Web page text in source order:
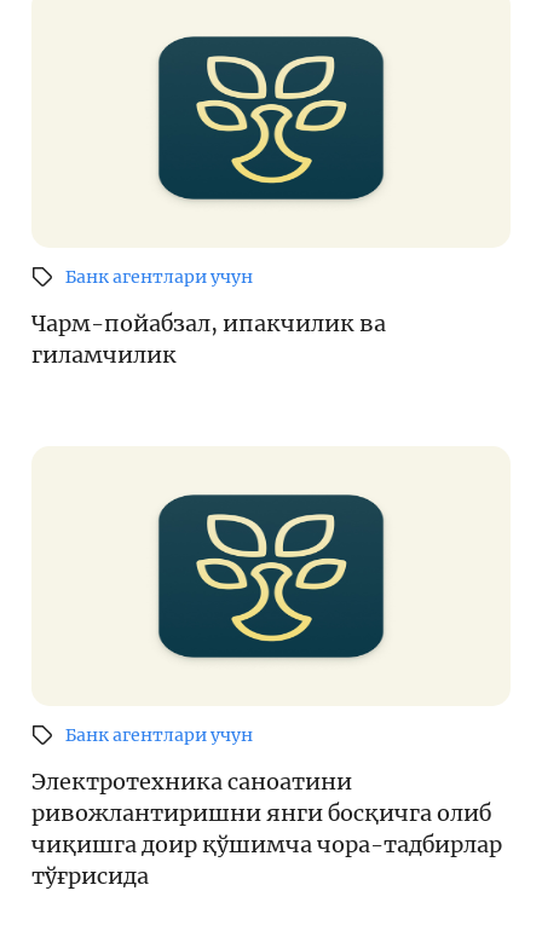
Банк агентлари учун
Чарм-пойабзал, ипакчилик ва
гиламчилик
Банк агентлари учун
Электротехника саноатини
ривожлантиришни янги босқичга олиб
чиқишга доир қўшимча чора-тадбирлар
тўғрисида